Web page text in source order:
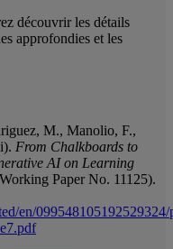
découvrir les détails
approfondies et les
M., Manolio, F.,
From Chalkboards to
AI on Learning
Paper No. 11125).
en/